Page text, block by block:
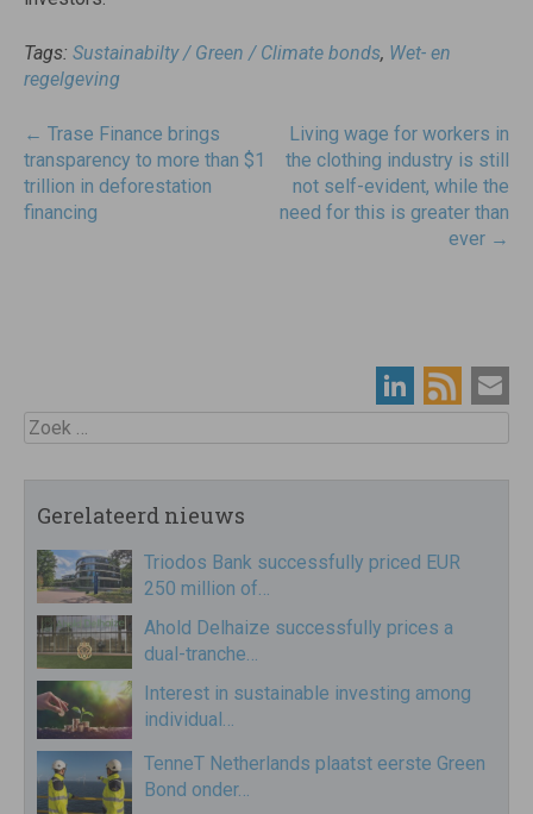
Tags: Sustainabilty / Green / Climate bonds, Wet- en
regelgeving
Post
navigatie
← Trase Finance brings
transparency to more than $1
trillion in deforestation
financing
Living wage for workers in
the clothing industry is still
not self-evident, while the
need for this is greater than
ever →
Zoek
Gerelateerd nieuws
Triodos Bank successfully priced EUR
250 million of…
Ahold Delhaize successfully prices a
dual-tranche…
Interest in sustainable investing among
individual…
TenneT Netherlands plaatst eerste Green
Bond onder…